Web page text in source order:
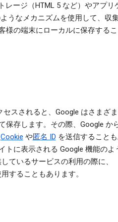
レージ（HTML 5 など）やアプリ
うなメカニズムを使用して、収
様の端末にローカルに保存するこ
スされると、Google はさまざ
保存します。その際、Google か
Cookie や匿名 ID を送信すること
トに表示される Google 機能のよ
ているサービスの利用の際に、
することもあります。